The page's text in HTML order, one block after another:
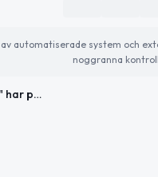
automatiserade system och
noggranna
Filmen "A-Men to That" har premiär i Kiruna med kända supermodeller